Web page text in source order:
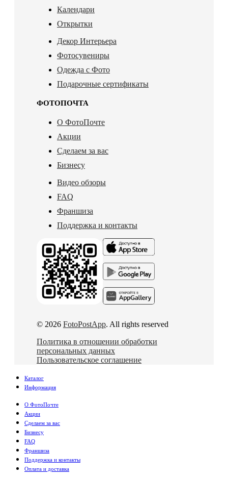
Календари
Открытки
Декор Интерьера
Фотосувениры
Одежда с Фото
Подарочные сертификаты
ФОТОПОЧТА
О ФотоПочте
Акции
Сделаем за вас
Бизнесу
Видео обзоры
FAQ
Франшиза
Поддержка и контакты
© 2026 FotoPostApp. All rights reserved
Политика в отношении обработки
персональных данных
Пользовательское соглашение
Каталог
Информация
О ФотоПочте
Акции
Сделаем за вас
Бизнесу
FAQ
Франшиза
Поддержка и контакты
Оплата и доставка